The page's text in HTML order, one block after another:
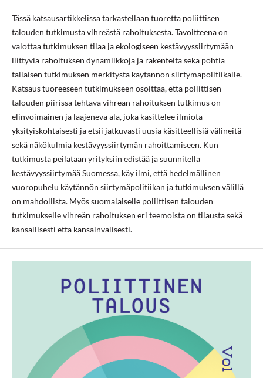
Tässä katsausartikkelissa tarkastellaan tuoretta poliittisen
talouden tutkimusta vihreästä rahoituksesta. Tavoitteena on
valottaa tutkimuksen tilaa ja ekologiseen kestävyyssiirtymään
liittyviä rahoituksen dynamiikkoja ja rakenteita sekä pohtia
tällaisen tutkimuksen merkitystä käytännön siirtymäpolitiikalle.
Katsaus tuoreeseen tutkimukseen osoittaa, että poliittisen
talouden piirissä tehtävä vihreän rahoituksen tutkimus on
elinvoimainen ja laajeneva ala, joka käsittelee ilmiötä
yksityiskohtaisesti ja etsii jatkuvasti uusia käsitteellisiä välineitä
sekä näkökulmia kestävyyssiirtymän rahoittamiseen. Kun
tutkimusta peilataan yrityksiin edistää ja suunnitella
kestävyyssiirtymää Suomessa, käy ilmi, että hedelmällinen
vuoropuhelu käytännön siirtymäpolitiikan ja tutkimuksen välillä
on mahdollista. Myös suomalaiselle poliittisen talouden
tutkimukselle vihreän rahoituksen eri teemoista on tilausta sekä
kansallisesti että kansainvälisesti.